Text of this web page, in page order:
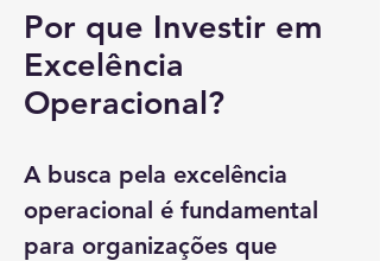
Por que Investir em
Excelência
Operacional?
A busca pela excelência
operacional é fundamental
para organizações que